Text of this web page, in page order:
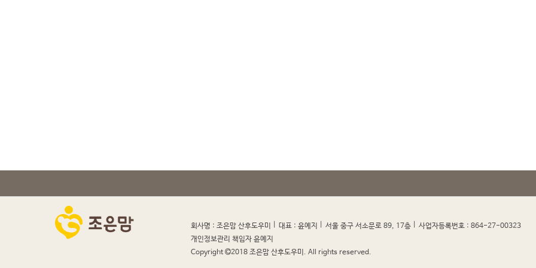
회사명 : 조은맘 산후도우미 대표 : 윤예지 서울 중구 서소문로 89, 17층 사업자등록번호 : 864-27-00323
개인정보관리 책임자 윤예지
Copyright
2018 조은맘 산후도우미. All rights reserved.